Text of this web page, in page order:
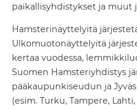
paikallisyhdistykset ja muut
Hamsterinäyttelyitä
Ulkomuotonäyttelyitä
kertaa vuodessa,
Suomen Hamsteriyhdistys
pääkaupunkiseudun ja
(esim. Turku, Tampere,